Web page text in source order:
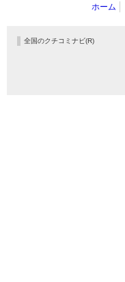
ホーム
全国のクチコミナビ(R)